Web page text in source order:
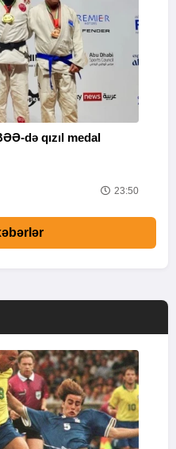
də qızıl medal
23:50